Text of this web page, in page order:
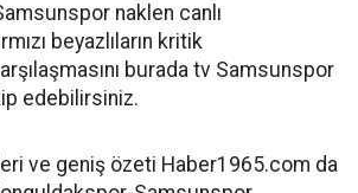
naklen canlı
beyazlıların kritik
burada tv Samsunspor
edebilirsiniz.
ve geniş özeti Haber1965.com da